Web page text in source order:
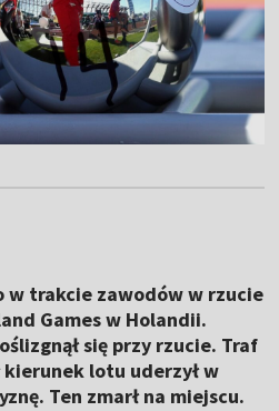
w trakcie zawodów w rzucie
Games w Holandii.
się przy rzucie. Traf
kierunek lotu uderzył w
Ten zmarł na miejscu.